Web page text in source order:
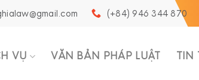
(+84) 946 344 870
VỤ VĂN BẢN PHÁP LUẬT TIN